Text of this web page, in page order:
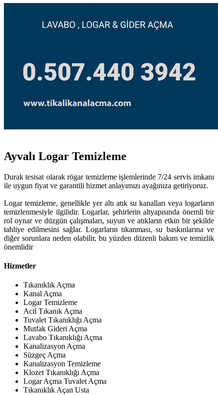
Ayvalı Logar Temizleme
Durak tesisat olarak rögar temizleme işlemlerinde 7/24 servis imkanı
ile uygun fiyat ve garantili hizmet anlayımızı ayağınıza getiriyoruz.
Logar temizleme, genellikle yer altı atık su kanalları veya logarların
temizlenmesiyle ilgilidir. Logarlar, şehirlerin altyapısında önemli bir
rol oynar ve düzgün çalışmaları, suyun ve atıkların etkin bir şekilde
tahliye edilmesini sağlar. Logarların tıkanması, su baskınlarına ve
diğer sorunlara neden olabilir, bu yüzden düzenli bakım ve temizlik
önemlidir
Hizmetler
Tıkanıklık Açma
Kanal Açma
Logar Temizleme
Acil Tıkanık Açma
Tuvalet Tıkanıklığı Açma
Mutfak Gideri Açma
Lavabo Tıkanıklığı Açma
Kanalizasyon Açma
Süzgeç Açma
Kanalizasyon Temizleme
Klozet Tıkanıklığı Açma
Logar Açma Tuvalet Açma
Tıkanıklık Açan Usta